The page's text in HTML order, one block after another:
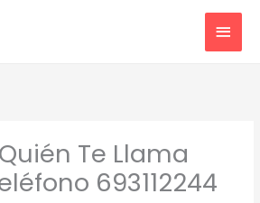
Te Llama
693112244